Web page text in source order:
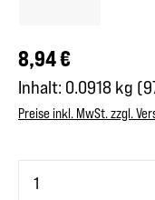
Regulärer Preis:
8,94 €
Inhalt: 0.0918 kg
Preise inkl. MwSt. zzgl.